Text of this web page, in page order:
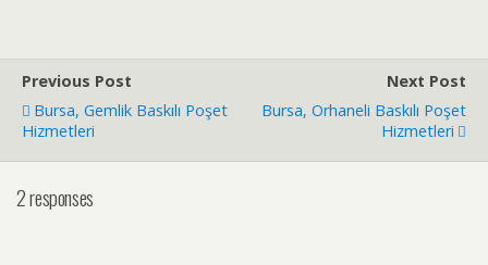
b
o
o
k
d
o
Previous Post
Bursa, Gemlik Baskılı Poşet
Hizmetleri
Next Post
Bursa, Orhaneli Baskılı Poşet
Hizmetleri
2 responses